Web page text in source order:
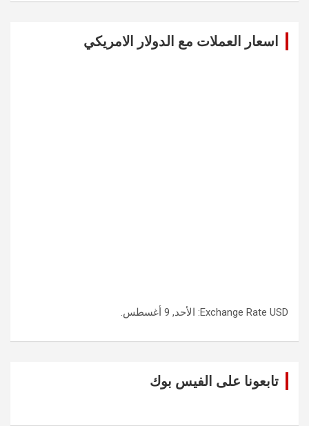
اسعار العملات مع الدولار الامريكي
Exchange Rate USD : الأحد, 9 أغسطس.
تابعونا على الفيس بوك